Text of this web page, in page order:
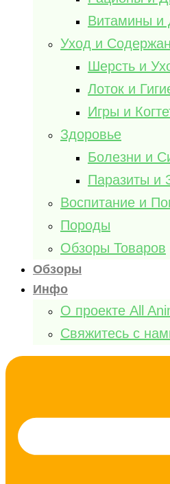
Витамины и
Уход и
Шерсть и
Лоток и
Игры и
Здоровье
Болезни и
Паразиты и
Воспитание и
Породы
Обзоры Товаров
Обзоры
Инфо
О проекте All
Свяжитесь с